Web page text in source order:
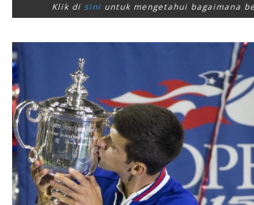
Klik di siniuntuk mengetahui bagaimana